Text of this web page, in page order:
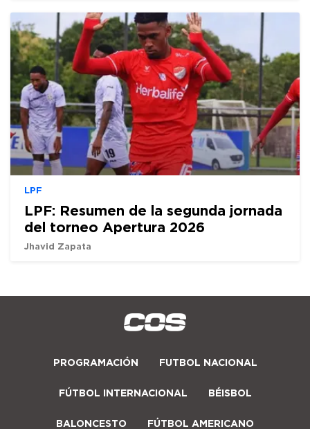
LPF
LPF: Resumen de la segunda jornada
del torneo Apertura 2026
Jhavid Zapata
PROGRAMACIÓN FUTBOL NACIONAL
FÚTBOL INTERNACIONAL BÉISBOL
BALONCESTO FÚTBOL AMERICANO